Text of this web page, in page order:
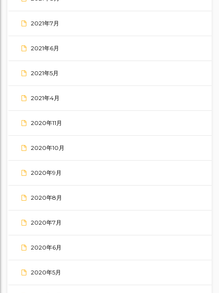
2021年7月
2021年6月
2021年5月
2021年4月
2020年11月
2020年10月
2020年9月
2020年8月
2020年7月
2020年6月
2020年5月